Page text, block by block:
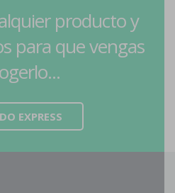
producto y
para que vengas
EXPRESS